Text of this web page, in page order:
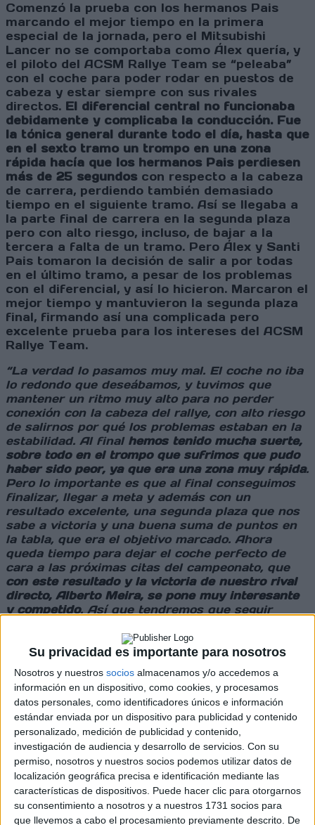
Su privacidad es importante para nosotros
Nosotros y nuestros socios almacenamos y/o accedemos a
información en un dispositivo, como cookies, y procesamos
datos personales, como identificadores únicos e información
estándar enviada por un dispositivo para publicidad y contenido
personalizado, medición de publicidad y contenido,
investigación de audiencia y desarrollo de servicios. Con su
permiso, nosotros y nuestros socios podemos utilizar datos de
localización geográfica precisa e identificación mediante las
características de dispositivos. Puede hacer clic para otorgarnos
su consentimiento a nosotros y a nuestros 1731 socios para
que llevemos a cabo el procesamiento previamente descrito. De
Comenzó la prueba con los hermanos Pais
marcando el mejor tiempo en la primera
especial de la jornada, pero el Mitsubishi
Lancer no se comportaba como Álex quería, y
el piloto del ACSM Rallye Team se “peleaba”
con el coche para poder rodar en puestos de
cabeza y estar siempre con sus rivales
directos. El diferencial central no funcionaba
debidamente y complicaba la conducción. Fue
la tónica general durante todo el día, hasta que
en el sexto tramo un trompo en una zona
rápida hacía que los hermanos Pais perdiesen
más de 25 segundos con respecto a la cabeza
de carrera, perdiendo también demasiado
tiempo en el siguiente tramo. Así se llegaba a
la parte final de carrera en la segunda plaza
pero con alto riesgo, incluso, de bajar a la
tercera a falta de un tramo. Pero Álex y Santi
Pais tomaron la decisión de salir a por todas
en el último tramo, a pesar de los problemas
con el diferencial, y así lo hicieron. Marcaron el
mejor tiempo y mantuvieron la segunda plaza
final, firmando así una complicada pero
excelente prueba para los intereses del ACSM
Rallye Team.
“La verdad lo pasamos muy mal. El coche no iba
lo redondo que deseábamos, y tuvimos que
mantener un ritmo muy alto para no perder
conexión con la cabeza del rallye, con alto riesgo
de salirnos por qué los problemas estaban en la
estabilidad. Al final hemos tenido mucha suerte,
sobre todo en el trompo que sufrimos que pudo
haber sido peor, ya que era una zona muy rápida.
Pero lo importante es que al final conseguimos
finalizar, llegar a meta y además con un
resultado excelente, una segunda plaza que nos
sabe a victoria y una buena suma de puntos en
la tabla, que era el objetivo marcado. Ahora
queda tiempo para dejar el coche perfecto de
cara a las próximas citas del campeonato, que
con este resultado y la victoria de nuestro rival
directo, Alberto Meira, se pone muy interesante
y competido. Así que tendremos que seguir
comentaba Álex Pais una vez
rematado el XII Rallye Sur do Condado.
Cargando
nueva noticia
No hay más noticias en esta categoría.